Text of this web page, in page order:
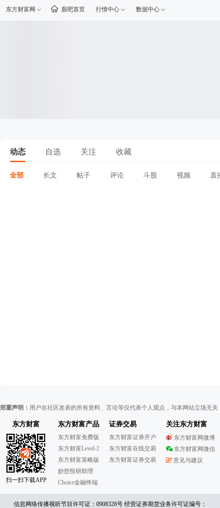
东方财富网 股吧首页 行情中心 数据中心
动态 自选 关注 收藏
全部 长文 帖子 评论 斗股 视频 直
郑重声明： 用户在社区发表的所有资料、言论等仅代表个人观点，与本网站立场无
东方财富
扫一扫下载APP
东方财富产品
东方财富免费版
东方财富Level-2
东方财富策略版
妙想投研助理
Choice金融终端
证券交易
东方财富证券开户
东方财富在线交易
东方财富证券交易
关注东方财富
东方财富网微博
东方财富网微信
意见与建议
信息网络传播视听节目许可证：0908328号 经营证券期货业务许可证编号：